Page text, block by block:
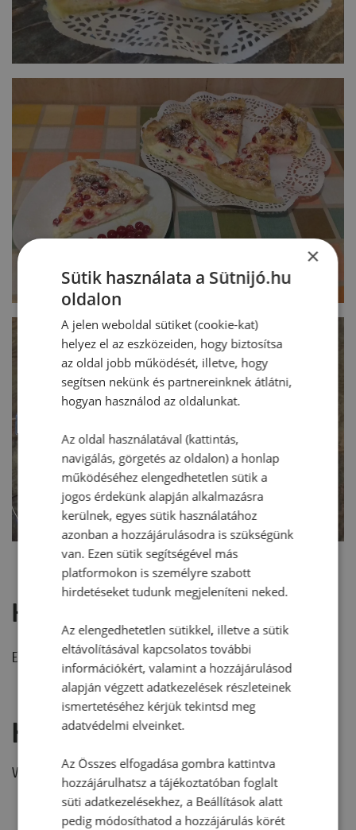
Hozzászólások
Ehhez a recepthez még nem érkezett hozzászólás.
Hozzászólás írása
Vélemény írásához, kérjük,jelentkezz be!
×
Sütik használata a Sütnijó.hu
oldalon
A jelen weboldal sütiket (cookie-kat)
helyez el az eszközeiden, hogy biztosítsa
az oldal jobb működését, illetve, hogy
segítsen nekünk és partnereinknek átlátni,
hogyan használod az oldalunkat.
Az oldal használatával (kattintás,
navigálás, görgetés az oldalon) a honlap
működéséhez elengedhetetlen sütik a
jogos érdekünk alapján alkalmazásra
kerülnek, egyes sütik használatához
azonban a hozzájárulásodra is szükségünk
van. Ezen sütik segítségével más
platformokon is személyre szabott
hirdetéseket tudunk megjeleníteni neked.
Az elengedhetetlen sütikkel, illetve a sütik
eltávolításával kapcsolatos további
információkért, valamint a hozzájárulásod
alapján végzett adatkezelések részleteinek
ismertetéséhez kérjük tekintsd meg
adatvédelmi elveinket.
Az Összes elfogadása gombra kattintva
hozzájárulhatsz a tájékoztatóban foglalt
süti adatkezelésekhez, a Beállítások alatt
pedig módosíthatod a hozzájárulás körét